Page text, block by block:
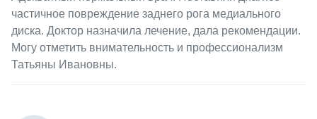
частичное повреждение заднего рога медиального
диска. Доктор назначила лечение, дала рекомендации.
Могу отметить внимательность и профессионализм
Татьяны Ивановны.